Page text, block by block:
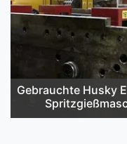
Gebrauchte Husky